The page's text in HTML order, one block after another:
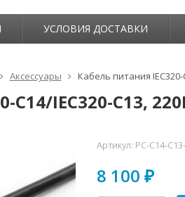
УСЛОВИЯ ДОСТАВКИ
Аксессуары Кабель питания IEC320-
C14/IEC320-C13,
Артикул: PC-C14-
8 100₽